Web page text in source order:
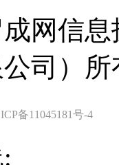
网信
司）所
备11045181号-4